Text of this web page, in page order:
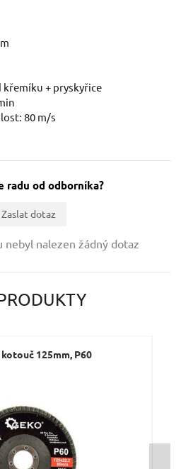
+ pryskyřice
80 m/s
radu od odborníka?
Zaslat dotaz
nalezen žádný dotaz
125mm, P60